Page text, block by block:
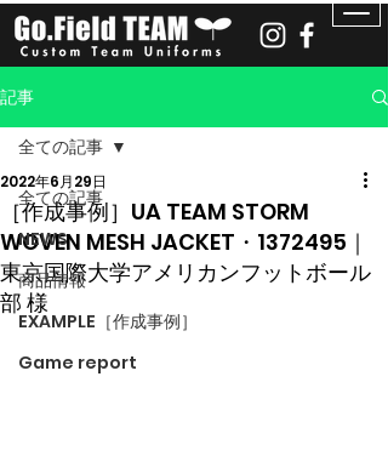
記事
全ての記事
NEWS
商品情報
EXAMPLE［作成事例］
Game report
全ての記事
［作成事例］UA TEAM STORM
WOVEN MESH JACKET・1372495｜
東京国際大学アメリカンフットボール
部 様
2022年6月29日